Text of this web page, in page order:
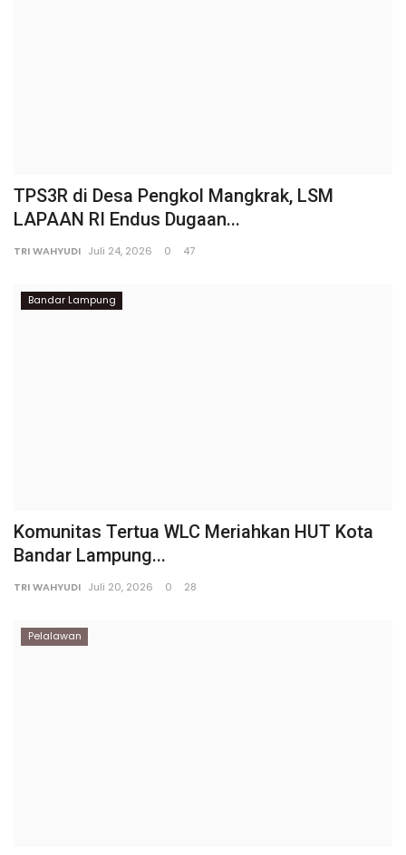
TPS3R di Desa Pengkol Mangkrak, LSM
LAPAAN RI Endus Dugaan...
TRI WAHYUDI Juli 24, 2026 0 47
Bandar Lampung
Komunitas Tertua WLC Meriahkan HUT Kota
Bandar Lampung...
TRI WAHYUDI Juli 20, 2026 0 28
Pelalawan